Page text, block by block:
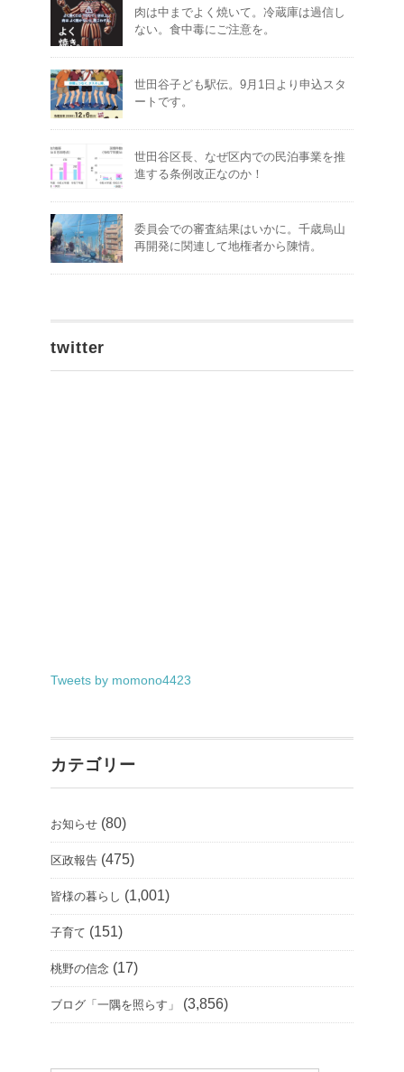
肉は中までよく焼いて。冷蔵庫は過信し
ない。食中毒にご注意を。
世田谷子ども駅伝。9月1日より申込スタ
ートです。
世田谷区長、なぜ区内での民泊事業を推
進する条例改正なのか！
委員会での審査結果はいかに。千歳烏山
再開発に関連して地権者から陳情。
twitter
Tweets by momono4423
カテゴリー
お知らせ (80)
区政報告 (475)
皆様の暮らし (1,001)
子育て (151)
桃野の信念 (17)
ブログ「一隅を照らす」 (3,856)